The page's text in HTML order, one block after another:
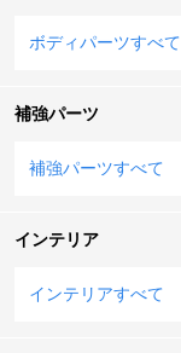
ボディパーツすべて
補強パーツ
補強パーツすべて
インテリア
インテリアすべて